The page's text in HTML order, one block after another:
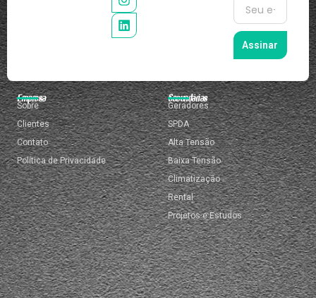
Assinar
Empresa
Sobre
Clientes
Contato
Política de Privacidade
Secundárias
Geradores
SPDA
Alta Tensão
Baixa Tensão
Climatização
Rental
Projetos e Estudos